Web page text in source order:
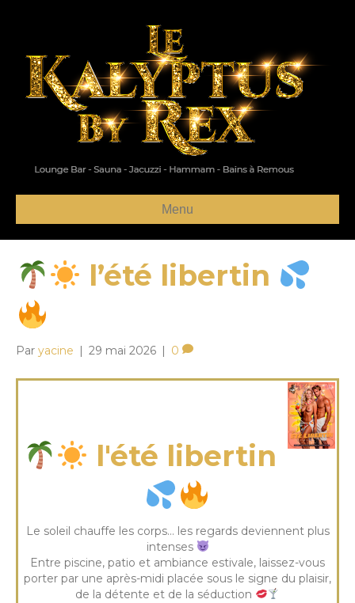
Menu
l’été libertin
Par yacine | 29 mai 2026 | 0
l'été libertin
Le soleil chauffe les corps… les regards deviennent plus
intenses
Entre piscine, patio et ambiance estivale, laissez-vous
porter par une après-midi placée sous le signe du plaisir,
de la détente et de la séduction